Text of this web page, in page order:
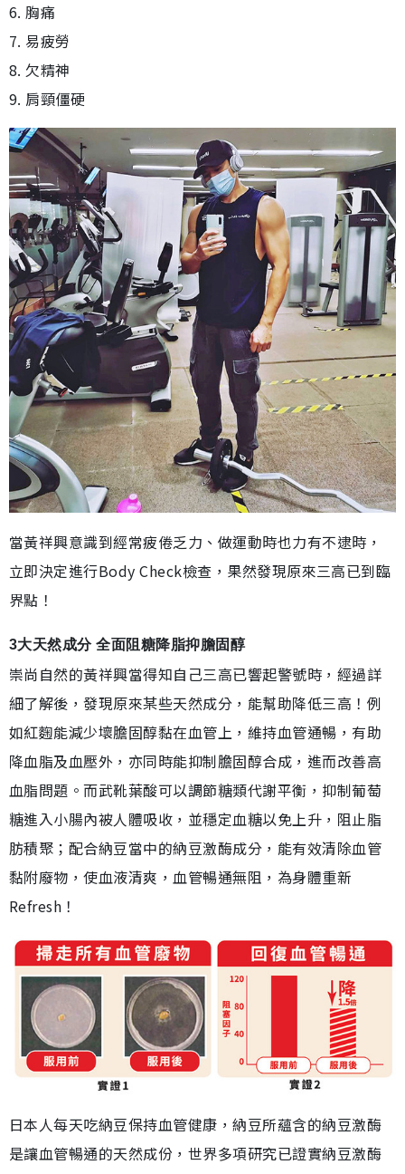
6. 胸痛
7. 易疲勞
8. 欠精神
9. 肩頸僵硬
當黃祥興意識到經常疲倦乏力、做運動時也力有不逮時，
立即決定進行Body Check檢查，果然發現原來三高已到臨
界點！
3大天然成分 全面阻糖降脂抑膽固醇
崇尚自然的黃祥興當得知自己三高已響起警號時，經過詳
細了解後，發現原來某些天然成分，能幫助降低三高！例
如紅麴能減少壞膽固醇黏在血管上，維持血管通暢，有助
降血脂及血壓外，亦同時能抑制膽固醇合成，進而改善高
血脂問題。而武靴葉酸可以調節糖類代謝平衡，抑制葡萄
糖進入小腸內被人體吸收，並穩定血糖以免上升，阻止脂
肪積聚；配合納豆當中的納豆激酶成分，能有效清除血管
黏附廢物，使血液清爽，血管暢通無阻，為身體重新
Refresh！
日本人每天吃納豆保持血管健康，納豆所蘊含的納豆激酶
是讓血管暢通的天然成份，世界多項研究已證實納豆激酶